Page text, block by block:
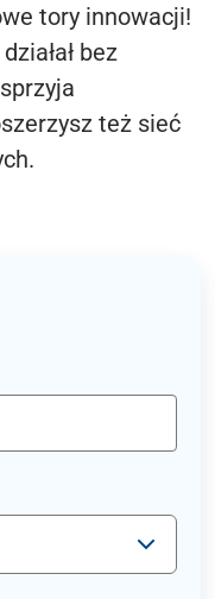
tory innowacji!
bez
też sieć